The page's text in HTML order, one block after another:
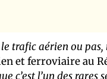
trafic aérien ou
et ferroviaire au
c’est l’un des rares